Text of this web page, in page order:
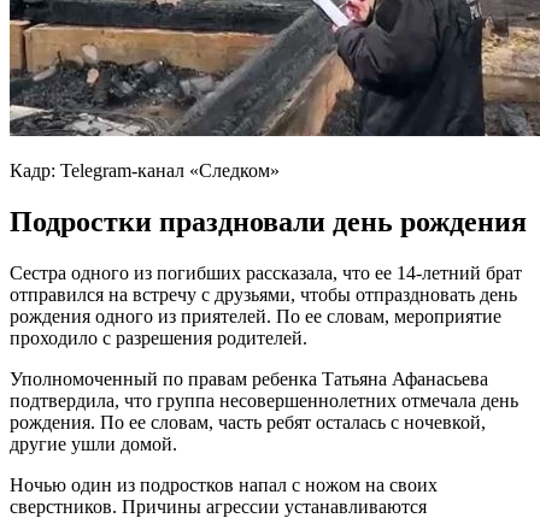
Кадр: Telegram-канал «Следком»
Подростки праздновали день рождения
Сестра одного из погибших рассказала, что ее 14-летний брат
отправился на встречу с друзьями, чтобы отпраздновать день
рождения одного из приятелей. По ее словам, мероприятие
проходило с разрешения родителей.
Уполномоченный по правам ребенка Татьяна Афанасьева
подтвердила, что группа несовершеннолетних отмечала день
рождения. По ее словам, часть ребят осталась с ночевкой,
другие ушли домой.
Ночью один из подростков напал с ножом на своих
сверстников. Причины агрессии устанавливаются